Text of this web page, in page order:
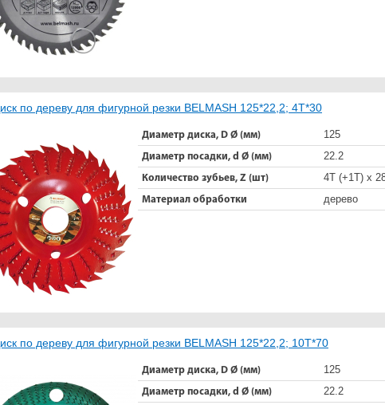
по дереву для фигурной резки BELMASH 125*22,2; 4T*30
Диаметр диска, D Ø (мм) 125
Диаметр посадки, d Ø (мм) 22.2
Количество зубьев, Z (шт) 4Т (+1Т) x
Материал обработки дерево
по дереву для фигурной резки BELMASH 125*22,2; 10T*70
Диаметр диска, D Ø (мм) 125
Диаметр посадки, d Ø (мм) 22.2